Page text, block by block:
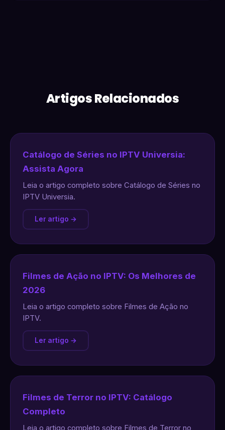
Artigos Relacionados
Catálogo de Séries no IPTV Universia:
Assista Agora
Leia o artigo completo sobre Catálogo de Séries no
IPTV Universia.
Ler artigo →
Filmes de Ação no IPTV: Os Melhores de
2026
Leia o artigo completo sobre Filmes de Ação no
IPTV.
Ler artigo →
Filmes de Terror no IPTV: Catálogo
Completo
Leia o artigo completo sobre Filmes de Terror no